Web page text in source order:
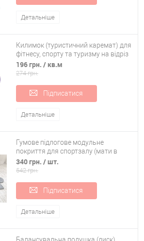
Детальніше
Килимок (туристичний каремат) для
фітнесу, спорту та туризму на відріз
одношаровий OSPORT Lite 8мм (OF-
0224)
196 грн. / кв.м
274 грн.
Підписатися
Детальніше
Гумове підлогове модульне
покриття для спортзалу (мати в
тренажерний зал) OSPORT (FI-0136)
340 грн. / шт.
542 грн.
Підписатися
Детальніше